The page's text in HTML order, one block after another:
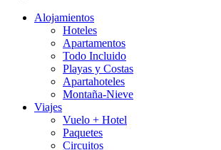
Alojamientos
Hoteles
Apartamentos
Todo Incluido
Playas y Costas
Apartahoteles
Montaña-Nieve
Viajes
Vuelo + Hotel
Paquetes
Circuitos